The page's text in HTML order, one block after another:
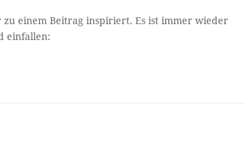
zu einem Beitrag inspiriert. Es ist immer wieder
einfallen: